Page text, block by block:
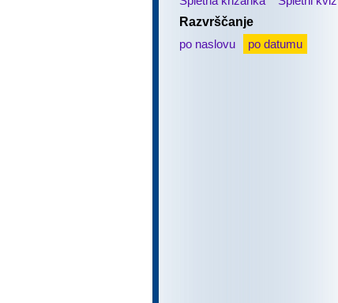
Razvrščanje
po naslovu
po datumu